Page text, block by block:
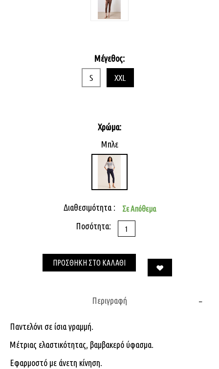
Μέγεθος:
S
XXL
Χρώμα:
Μπλε
Διαθεσιμότητα : Σε Απόθεμα
Ποσότητα:
ΠΡΟΣΘΗΚΗ ΣΤΟ ΚΑΛΑΘΙ
Περιγραφή
Παντελόνι σε ίσια γραμμή.
Μέτριας ελαστικότητας, βαμβακερό ύφασμα.
Εφαρμοστό με άνετη κίνηση.